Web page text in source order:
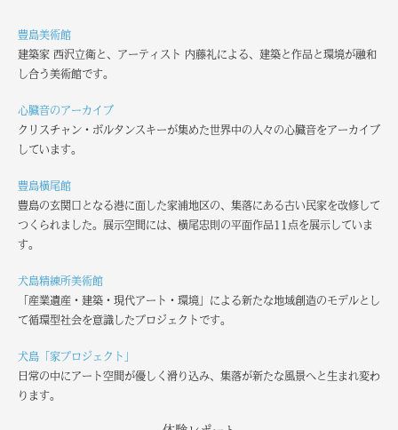
豊島美術館
建築家 西沢立衛と、アーティスト 内藤礼による、建築と作品と環境が融和
し合う美術館です。
心臓音のアーカイブ
クリスチャン・ボルタンスキーが集めた世界中の人々の心臓音をアーカイブ
しています。
豊島横尾館
豊島の玄関口となる港に面した家浦地区の、集落にある古い民家を改修して
つくられました。展示空間には、横尾忠則の平面作品11点を展示していま
す。
犬島精練所美術館
「産業遺産・建築・現代アート・環境」による新たな地域創造のモデルとし
て循環型社会を意識したプロジェクトです。
犬島「家プロジェクト」
日常の中にアート空間が優しく滑り込み、集落が新たな風景へと生まれ変わ
ります。